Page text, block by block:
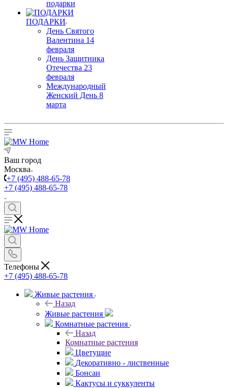
подарки
ПОДАРКИ
День Святого
Валентина 14
февраля
День Защитника
Отечества 23
февраля
Международный
Женский День 8
марта
Ваш город
Москва
+7 (495) 488-65-78
+7 (495) 488-65-78
Телефоны
+7 (495) 488-65-78
Живые растения
Назад
Живые растения
Комнатные растения
Назад
Комнатные растения
Цветущие
Декоративно - лиственные
Бонсаи
Кактусы и суккуленты